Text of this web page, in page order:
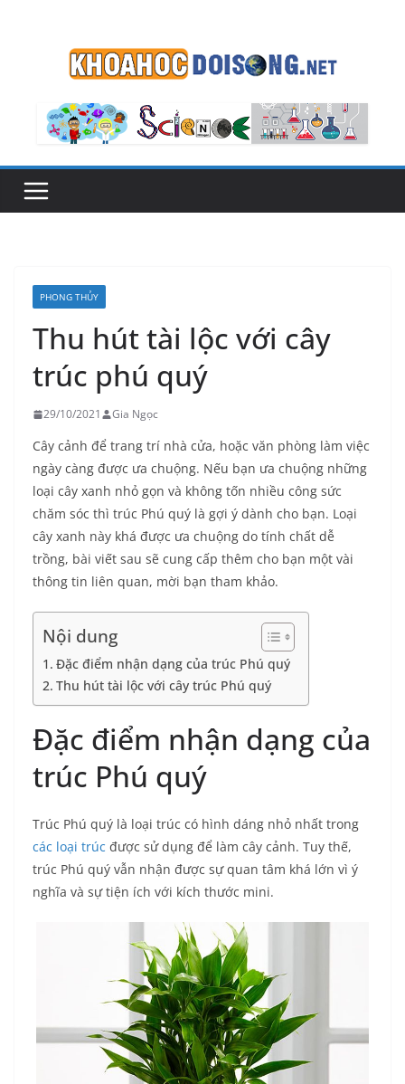
PHONG THỦY
Thu hút tài lộc với cây
trúc phú quý
29/10/2021 Gia Ngọc
Cây cảnh để trang trí nhà cửa, hoặc văn phòng làm việc
ngày càng được ưa chuộng. Nếu bạn ưa chuộng những
loại cây xanh nhỏ gọn và không tốn nhiều công sức
chăm sóc thì trúc Phú quý là gợi ý dành cho bạn. Loại
cây xanh này khá được ưa chuộng do tính chất dễ
trồng, bài viết sau sẽ cung cấp thêm cho bạn một vài
thông tin liên quan, mời bạn tham khảo.
Nội dung
Đặc điểm nhận dạng của trúc Phú quý
Thu hút tài lộc với cây trúc Phú quý
Đặc điểm nhận dạng của
trúc Phú quý
Trúc Phú quý là loại trúc có hình dáng nhỏ nhất trong
các loại trúc được sử dụng để làm cây cảnh. Tuy thế,
trúc Phú quý vẫn nhận được sự quan tâm khá lớn vì ý
nghĩa và sự tiện ích với kích thước mini.